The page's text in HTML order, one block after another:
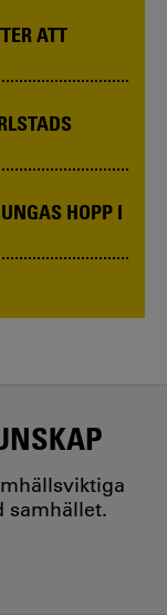
ATT
HOPP I
samhället.